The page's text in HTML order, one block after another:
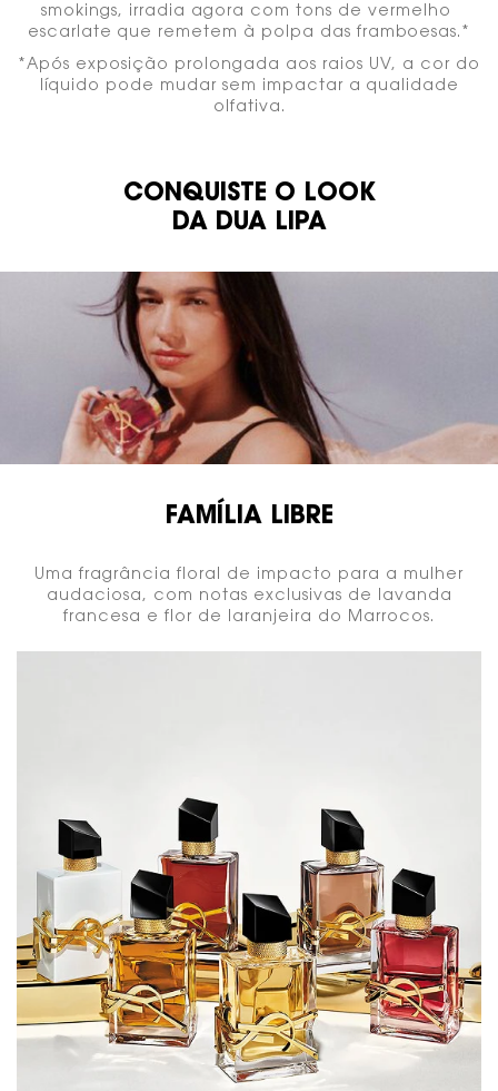
smokings, irradia agora com tons de vermelho ​
escarlate que remetem à polpa das framboesas.*​ ​
*Após exposição prolongada aos raios UV, a cor do
líquido pode mudar sem impactar a qualidade
olfativa.​
CONQUISTE O LOOK
DA DUA LIPA
FAMÍLIA LIBRE
Uma fragrância floral de impacto para a mulher
audaciosa, com notas exclusivas de lavanda
francesa e flor de laranjeira do Marrocos​.